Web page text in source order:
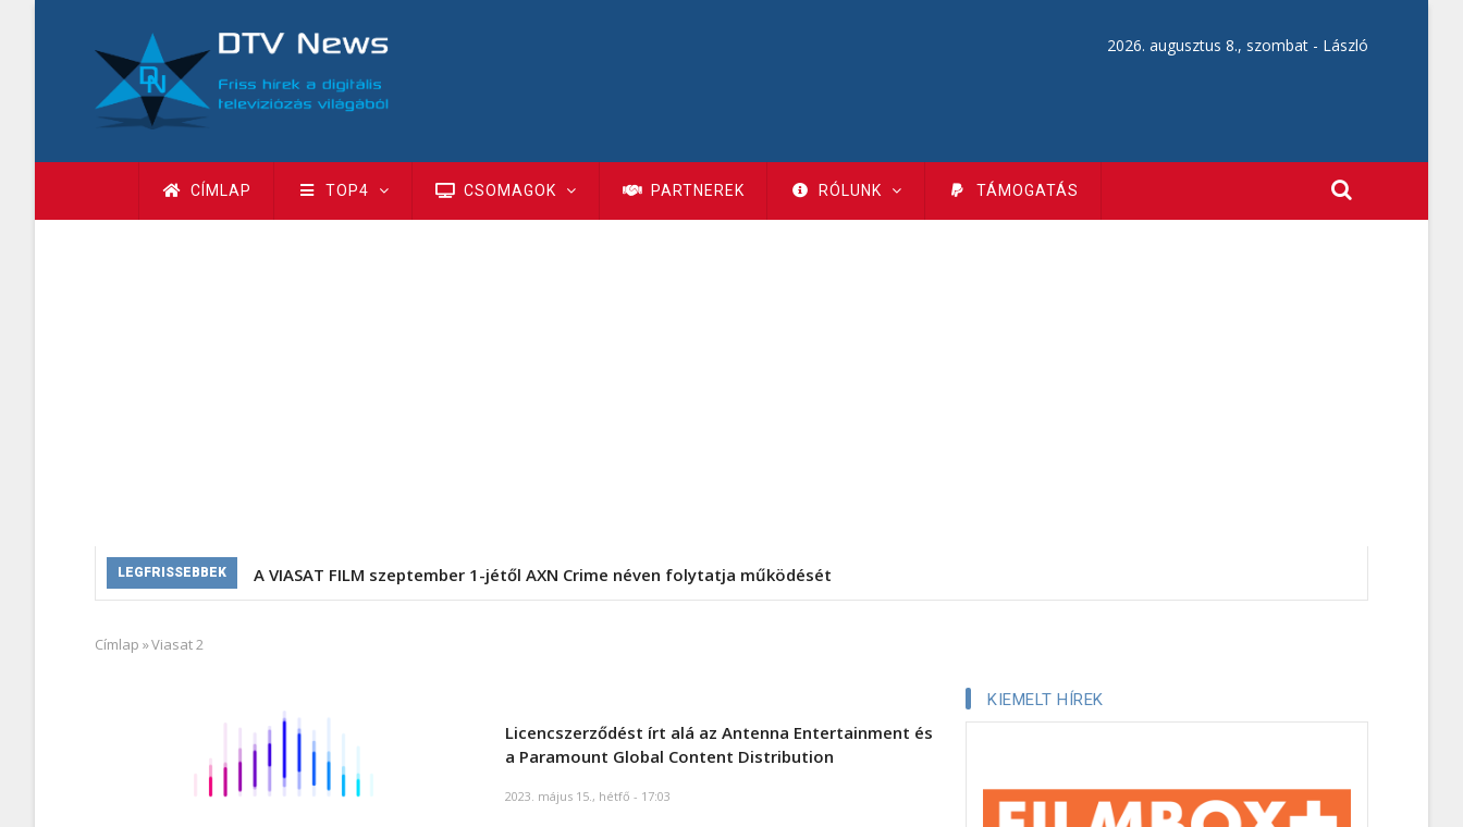
tartalomra
2026. augusztus 8., szombat - László
Fő
navigáció
CÍMLAP TOP4 CSOMAGOK PARTNEREK RÓLUNK TÁMOGATÁS
LEGFRISSEBBEK A VIASAT FILM szeptember 1-jétől AXN Crime néven folytatja működését
Morzsa
Címlap »Viasat 2
Licencszerződést írt alá az Antenna Entertainment és
a Paramount Global Content Distribution
2023. május 15., hétfő - 17:03
KIEMELT HÍREK